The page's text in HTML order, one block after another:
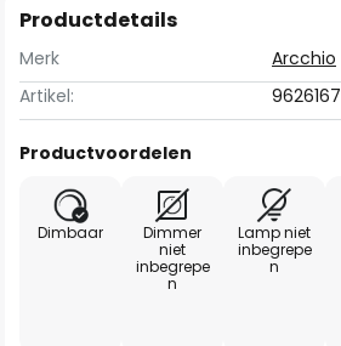
Productdetails
Merk
Arcchio
Artikel:
9626167
Productvoordelen
Dimbaar
Dimmer
niet
inbegrepe
n
Lamp niet
inbegrepe
n